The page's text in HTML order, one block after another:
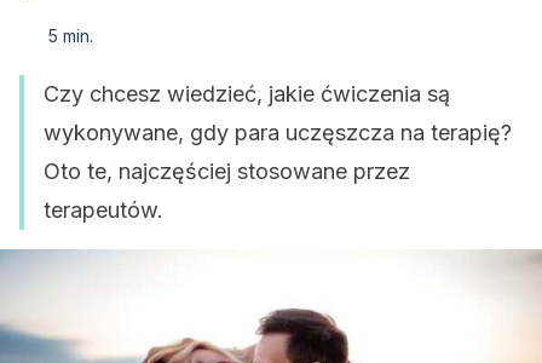
5 min.
Czy chcesz wiedzieć, jakie ćwiczenia są
wykonywane, gdy para uczęszcza na terapię?
Oto te, najczęściej stosowane przez
terapeutów.